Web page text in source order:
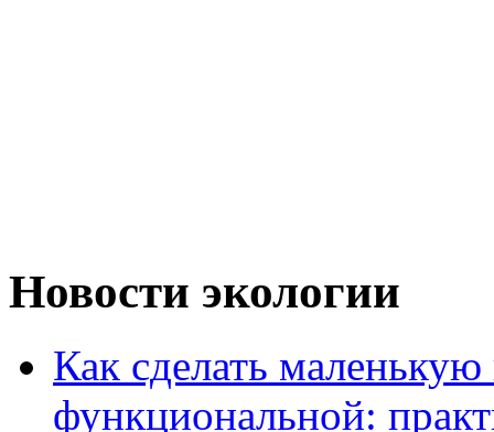
Новости экологии
Как сделать
функциональной: